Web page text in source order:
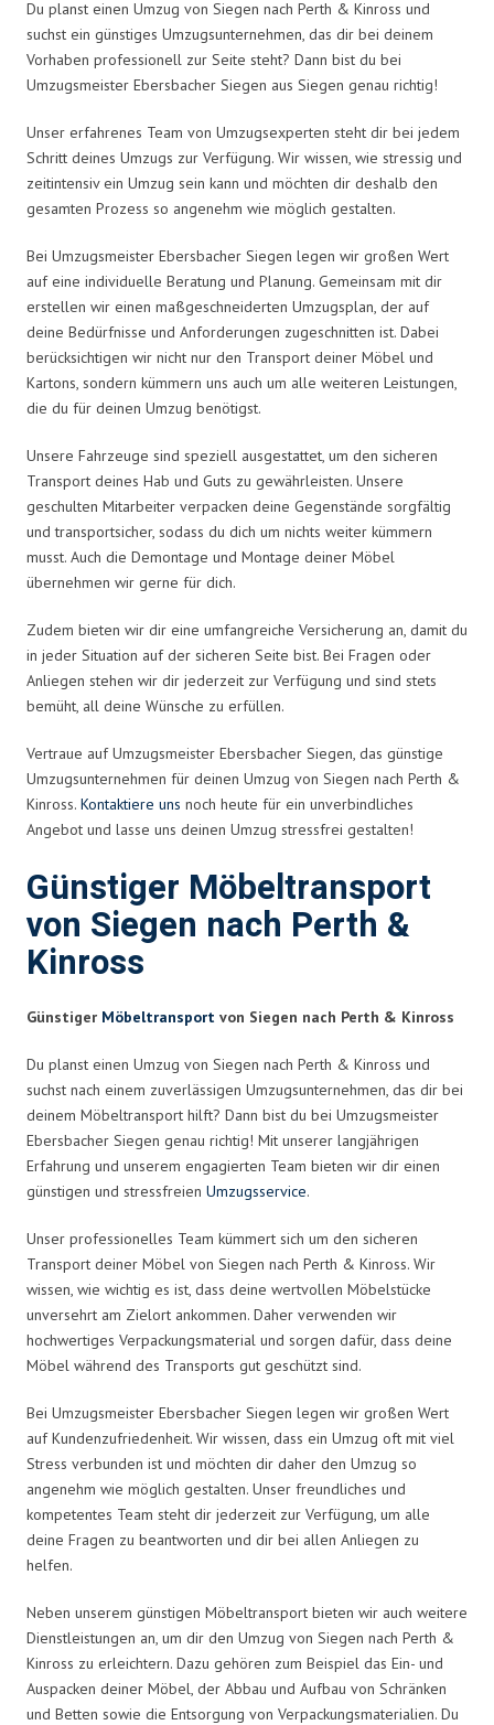
Du planst einen Umzug von Siegen nach Perth & Kinross und
suchst ein günstiges Umzugsunternehmen, das dir bei deinem
Vorhaben professionell zur Seite steht? Dann bist du bei
Umzugsmeister Ebersbacher Siegen aus Siegen genau richtig!
Unser erfahrenes Team von Umzugsexperten steht dir bei jedem
Schritt deines Umzugs zur Verfügung. Wir wissen, wie stressig und
zeitintensiv ein Umzug sein kann und möchten dir deshalb den
gesamten Prozess so angenehm wie möglich gestalten.
Bei Umzugsmeister Ebersbacher Siegen legen wir großen Wert
auf eine individuelle Beratung und Planung. Gemeinsam mit dir
erstellen wir einen maßgeschneiderten Umzugsplan, der auf
deine Bedürfnisse und Anforderungen zugeschnitten ist. Dabei
berücksichtigen wir nicht nur den Transport deiner Möbel und
Kartons, sondern kümmern uns auch um alle weiteren Leistungen,
die du für deinen Umzug benötigst.
Unsere Fahrzeuge sind speziell ausgestattet, um den sicheren
Transport deines Hab und Guts zu gewährleisten. Unsere
geschulten Mitarbeiter verpacken deine Gegenstände sorgfältig
und transportsicher, sodass du dich um nichts weiter kümmern
musst. Auch die Demontage und Montage deiner Möbel
übernehmen wir gerne für dich.
Zudem bieten wir dir eine umfangreiche Versicherung an, damit du
in jeder Situation auf der sicheren Seite bist. Bei Fragen oder
Anliegen stehen wir dir jederzeit zur Verfügung und sind stets
bemüht, all deine Wünsche zu erfüllen.
Vertraue auf Umzugsmeister Ebersbacher Siegen, das günstige
Umzugsunternehmen für deinen Umzug von Siegen nach Perth &
Kinross. Kontaktiere uns noch heute für ein unverbindliches
Angebot und lasse uns deinen Umzug stressfrei gestalten!
Günstiger Möbeltransport
von Siegen nach Perth &
Kinross
Günstiger Möbeltransport von Siegen nach Perth & Kinross
Du planst einen Umzug von Siegen nach Perth & Kinross und
suchst nach einem zuverlässigen Umzugsunternehmen, das dir bei
deinem Möbeltransport hilft? Dann bist du bei Umzugsmeister
Ebersbacher Siegen genau richtig! Mit unserer langjährigen
Erfahrung und unserem engagierten Team bieten wir dir einen
günstigen und stressfreien Umzugsservice.
Unser professionelles Team kümmert sich um den sicheren
Transport deiner Möbel von Siegen nach Perth & Kinross. Wir
wissen, wie wichtig es ist, dass deine wertvollen Möbelstücke
unversehrt am Zielort ankommen. Daher verwenden wir
hochwertiges Verpackungsmaterial und sorgen dafür, dass deine
Möbel während des Transports gut geschützt sind.
Bei Umzugsmeister Ebersbacher Siegen legen wir großen Wert
auf Kundenzufriedenheit. Wir wissen, dass ein Umzug oft mit viel
Stress verbunden ist und möchten dir daher den Umzug so
angenehm wie möglich gestalten. Unser freundliches und
kompetentes Team steht dir jederzeit zur Verfügung, um alle
deine Fragen zu beantworten und dir bei allen Anliegen zu
helfen.
Neben unserem günstigen Möbeltransport bieten wir auch weitere
Dienstleistungen an, um dir den Umzug von Siegen nach Perth &
Kinross zu erleichtern. Dazu gehören zum Beispiel das Ein- und
Auspacken deiner Möbel, der Abbau und Aufbau von Schränken
und Betten sowie die Entsorgung von Verpackungsmaterialien. Du